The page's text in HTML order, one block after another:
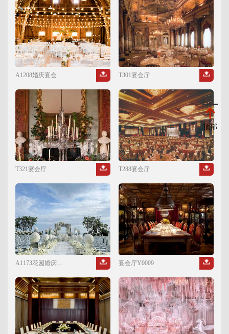
顶部
A1208婚庆宴会 T301宴会厅
T321宴会厅 T288宴会厅
A1173花园婚庆宴会 宴会厅Y0009